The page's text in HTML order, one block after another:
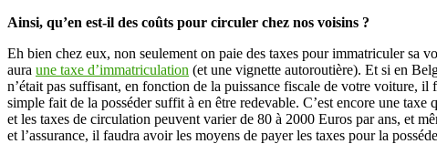
Ainsi, qu’en est-il des coûts pour circuler chez nos voisins ?
Eh bien chez eux, non seulement on paie des taxes pour immatriculer sa
aura une taxe d’immatriculation (et une vignette autoroutière). Et si en
n’était pas suffisant, en fonction de la puissance fiscale de votre voiture, il
simple fait de la posséder suffit à en être redevable. C’est encore une
et les taxes de circulation peuvent varier de 80 à 2000 Euros par ans, et
et l’assurance, il faudra avoir les moyens de payer les taxes pour la